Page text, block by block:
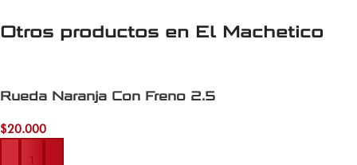
Otros productos en El Machetico
Rueda Naranja Con Freno 2.5
$20.000
Añadir al carrito